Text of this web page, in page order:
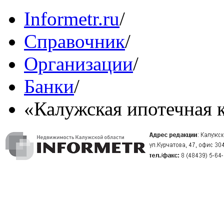
Informetr.ru/
Справочник/
Организации/
Банки/
«Калужская ипотечная